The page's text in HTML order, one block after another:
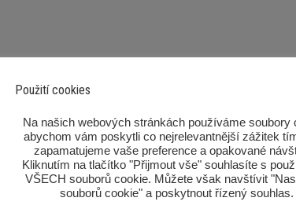
příkazem z účtu rodičů na účet školní jídelny.
obědy tj. pozadu vždy ve stanoveném termínu.
Použití cookies
‎Na našich webových stránkách používáme soubory
abychom vám poskytli co nejrelevantnější zážitek
zapamatujeme vaše preference a opakované
Kliknutím na tlačítko "Přijmout vše" souhlasíte s
VŠECH souborů cookie. Můžete však navštívit
souborů cookie" a poskytnout řízený souhlas.‎